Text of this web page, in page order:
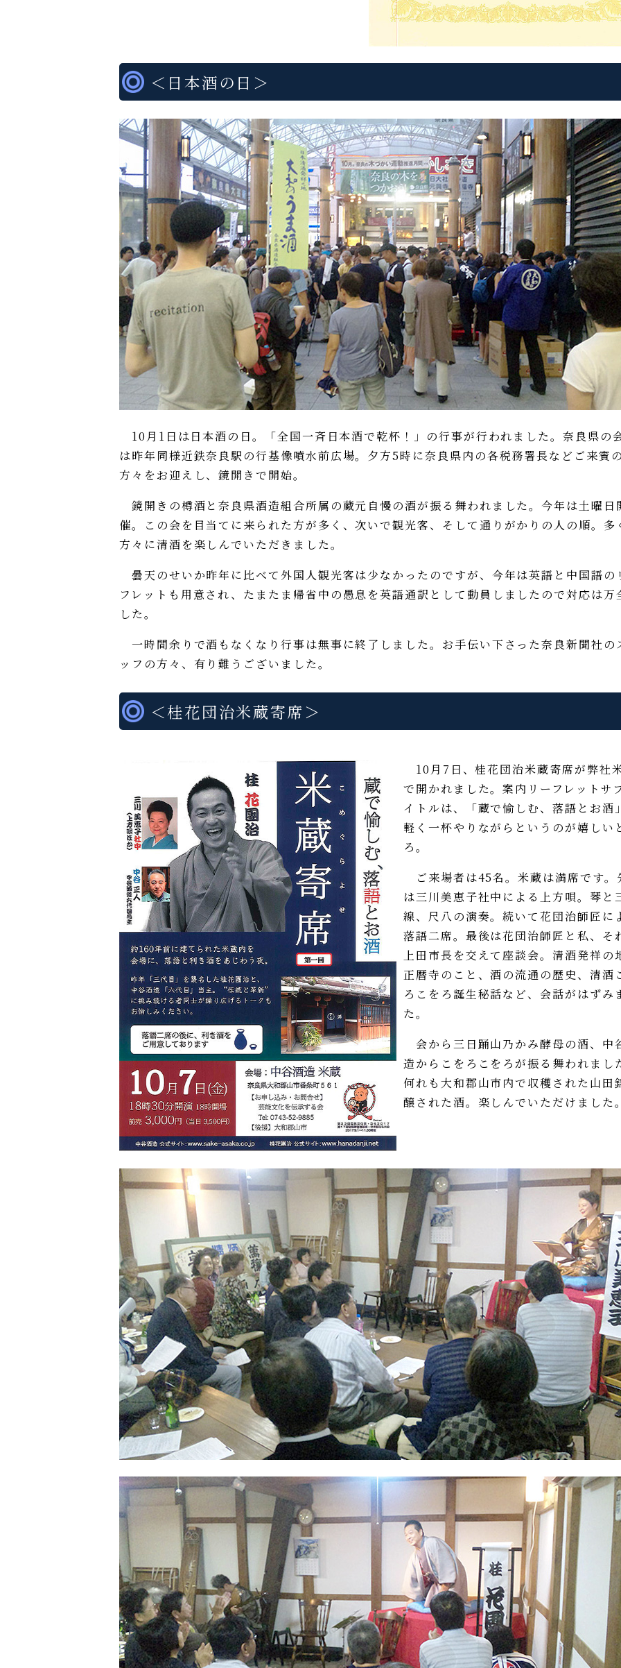
＜日本酒の日＞
10月1日は日本酒の日。「全国一斉日本酒で乾杯！」の行事が行われました。奈良県の
は昨年同様近鉄奈良駅の行基像噴水前広場。夕方5時に奈良県内の各税務署長などご来賓の
方々をお迎えし、鏡開きで開始。
鏡開きの樽酒と奈良県酒造組合所属の蔵元自慢の酒が振る舞われました。今年は土曜日
催。この会を目当てに来られた方が多く、次いで観光客、そして通りがかりの人の順。多
方々に清酒を楽しんでいただきました。
曇天のせいか昨年に比べて外国人観光客は少なかったのですが、今年は英語と中国語の
フレットも用意され、たまたま帰省中の愚息を英語通訳として動員しましたので対応は万
した。
一時間余りで酒もなくなり行事は無事に終了しました。お手伝い下さった奈良新聞社の
ッフの方々、有り難うございました。
＜桂花団治米蔵寄席＞
10月7日、桂花団治米蔵寄席が弊社
で開かれました。案内リーフレットサ
イトルは、「蔵で愉しむ、落語とお酒
軽く一杯やりながらというのが嬉しい
ろ。
ご来場者は45名。米蔵は満席です。
は三川美恵子社中による上方唄。琴と
線、尺八の演奏。続いて花団治師匠に
落語二席。最後は花団治師匠と私、そ
上田市長を交えて座談会。清酒発祥の
正暦寺のこと、酒の流通の歴史、清酒
ろこをろ誕生秘話など、会話がはずみ
た。
会から三日踊山乃かみ酵母の酒、中
造からこをろこをろが振る舞われまし
何れも大和郡山市内で収穫された山田
醸された酒。楽しんでいただけました。